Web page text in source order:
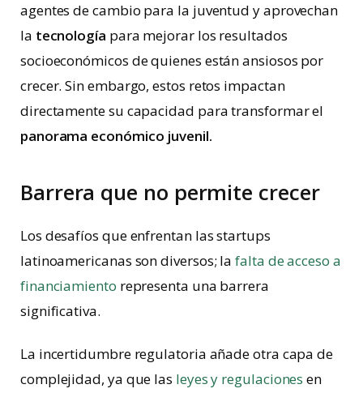
agentes de cambio para la juventud y aprovechan
la tecnología para mejorar los resultados
socioeconómicos de quienes están ansiosos por
crecer. Sin embargo, estos retos impactan
directamente su capacidad para transformar el
panorama económico juvenil.
Barrera que no permite crecer
Los desafíos que enfrentan las startups
latinoamericanas son diversos; lafalta de acceso a
financiamiento representa una barrera
significativa.
La incertidumbre regulatoria añade otra capa de
complejidad, ya que las leyes y regulaciones en